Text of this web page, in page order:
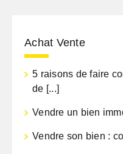
Achat Vente
5 raisons de faire
de [...]
Vendre un bien
Vendre son bien :